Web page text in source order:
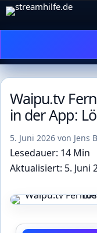
Zum
Waipu.tv
in der App:
5. Juni 2026 von Jens
Lesedauer: 14 Min
Aktualisiert: 5. Juni